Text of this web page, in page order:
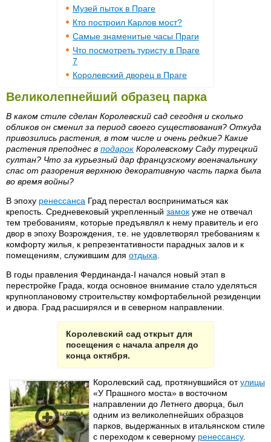
Музей пыток в Праге
Кто построил Карлов мост?
Самые знаменитые часы Праги
Что посмотреть туристу в Праге
7
Королевский дворец в Праге
Великолепнейший образец парка
В каком стиле сделан Королевский сад сегодня и сколько
обликов он сменил за период своего существования? Откуда
привозились растения, в том числе и очень редкие? Какие
растения преподнес в подарок Королевскому Саду турецкий
султан? Что за курьезный дар французскому военачальнику
спас от разорения верхнюю декоративную часть парка была
во время войны?
В эпоху ренессанса Град перестал восприниматься как
крепость. Средневековый укрепленный замок уже не отвечал
тем требованиям, которые предъявлял к нему правитель и его
двор в эпоху Возрождения, т.е. не удовлетворял требованиям к
комфорту жилья, к репрезентативности парадных залов и к
помещениям, служившим для отдыха
В годы правления Фердинанда-I начался новый этап в
перестройке Града, когда основное внимание стало уделяться
крупноплановому строительству комфортабельной резиденции
и двора. Град расширялся и в северном направлении.
Королевский сад открыт для
посещения с начала апреля до
конца октября.
Королевский сад, протянувшийся отулицы
«У Прашного моста» в восточном
направлении до Летнего дворца, был
одним из великолепнейших образцов
парков, выдержанных в итальянском стиле
с переходом к северному ренессансу.